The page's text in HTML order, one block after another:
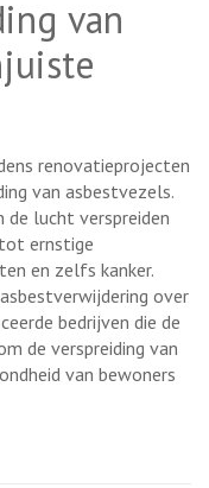
van
renovatieprojecten
van asbestvezels.
de lucht verspreiden
ernstige
en zelfs kanker.
over
bedrijven die de
de verspreiding van
van bewoners